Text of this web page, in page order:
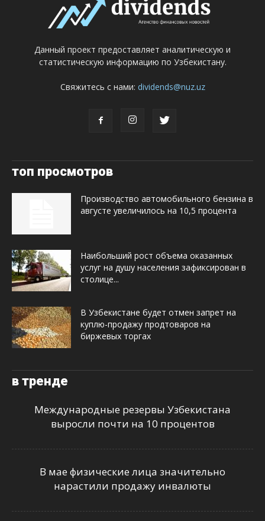
Данный проект предоставляет аналитическую и
статистическую информацию по Узбекистану.
Свяжитесь с нами: dividends@nuz.uz
топ просмотров
Производство автомобильного бензина в
августе увеличилось на 10,5 процента
Наибольший рост объема оказанных
услуг на душу населения зафиксирован в
столице...
В Узбекистане будет отмен запрет на
куплю-продажу продтоваров на
биржевых торгах
в тренде
Международные резервы Узбекистана
выросли почти на 10 процентов
В мае физические лица значительно
нарастили продажу инвалюты